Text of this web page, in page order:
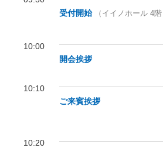
受付開始
（イイノホール 4
10:00
開会挨拶
10:10
ご来賓挨拶
10:20